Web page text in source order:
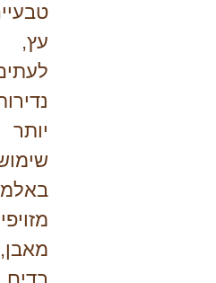
עץ,
יותר
מאבן,